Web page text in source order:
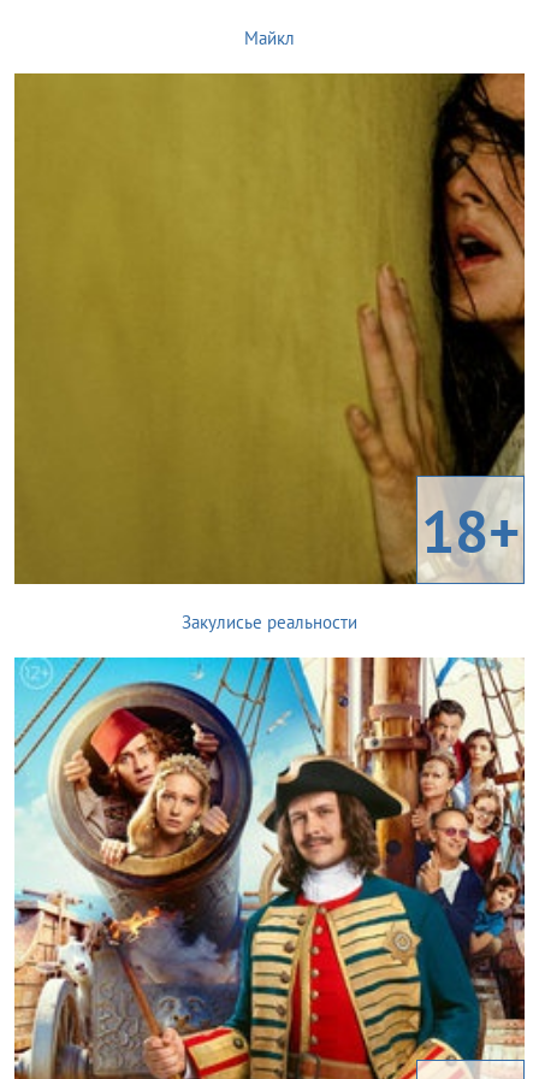
Майкл
18+
Закулисье реальности